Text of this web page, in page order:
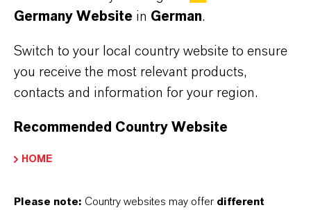
X (Twitter)
YouTube
Germany Website in German.
Switch to your local country website to ensure
you receive the most relevant products,
contacts and information for your region.
Recommended Country Website
HOME
Please note: Country websites may offer different